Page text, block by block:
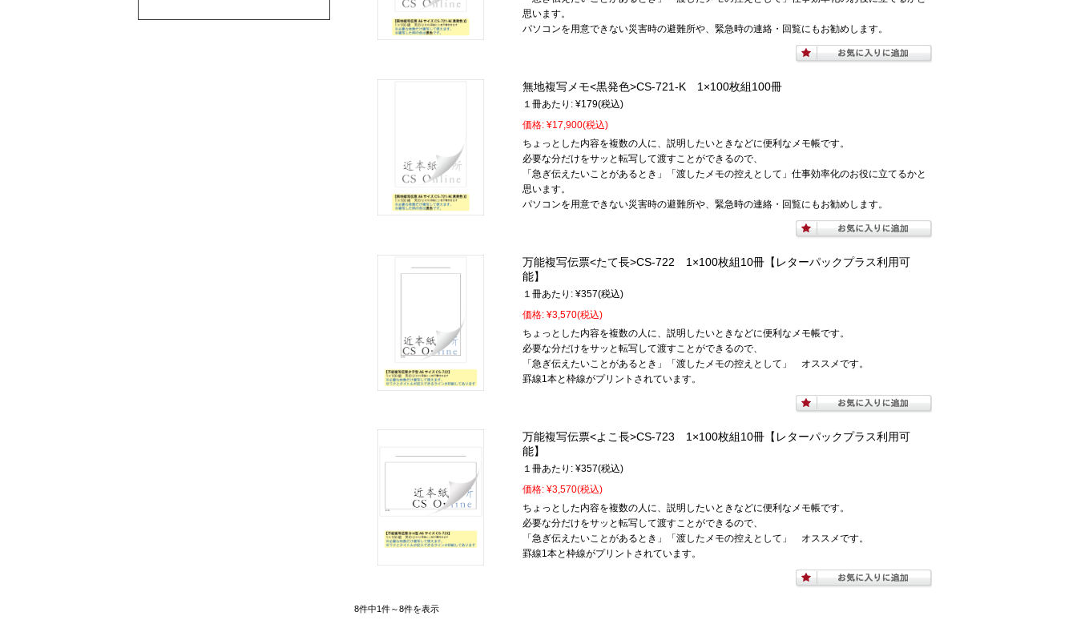
思います。
パソコンを用意できない災害時の避難所や、緊急時の連絡・回覧にもお勧めします。
無地複写メモ<黒発色>CS-721-K 1×100枚組100冊
１冊あたり: ¥179(税込)
価格: ¥17,900(税込)
ちょっとした内容を複数の人に、説明したいときなどに便利なメモ帳です。
必要な分だけをサッと転写して渡すことができるので、
「急ぎ伝えたいことがあるとき」「渡したメモの控えとして」仕事効率化のお役に立てるかと
思います。
パソコンを用意できない災害時の避難所や、緊急時の連絡・回覧にもお勧めします。
万能複写伝票<たて長>CS-722 1×100枚組10冊【レターパックプラス利用可
能】
１冊あたり: ¥357(税込)
価格: ¥3,570(税込)
ちょっとした内容を複数の人に、説明したいときなどに便利なメモ帳です。
必要な分だけをサッと転写して渡すことができるので、
「急ぎ伝えたいことがあるとき」「渡したメモの控えとして」 オススメです。
罫線1本と枠線がプリントされています。
万能複写伝票<よこ長>CS-723 1×100枚組10冊【レターパックプラス利用可
能】
１冊あたり: ¥357(税込)
価格: ¥3,570(税込)
ちょっとした内容を複数の人に、説明したいときなどに便利なメモ帳です。
必要な分だけをサッと転写して渡すことができるので、
「急ぎ伝えたいことがあるとき」「渡したメモの控えとして」 オススメです。
罫線1本と枠線がプリントされています。
8件中1件～8件を表示